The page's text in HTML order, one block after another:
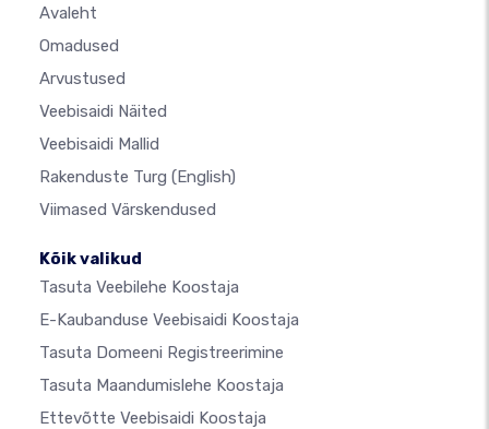
Avaleht
Omadused
Arvustused
Veebisaidi Näited
Veebisaidi Mallid
Rakenduste Turg (English)
Viimased Värskendused
Kõik valikud
Tasuta Veebilehe Koostaja
E-Kaubanduse Veebisaidi Koostaja
Tasuta Domeeni Registreerimine
Tasuta Maandumislehe Koostaja
Ettevõtte Veebisaidi Koostaja